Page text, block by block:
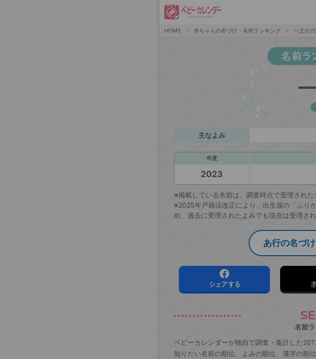
HOME 赤ちゃんの名づけ・名前ランキング 一之介
名前ラ
主なよみ
年度
2023
※掲載している名前は、調査時点で受理された
※2025年戸籍法改正により、出生届の「ふり
め、過去に受理されたよみでも現在は受理さ
あ行の名づ
シェアする
名前
ベビーカレンダーが独自で調査・集計した
知りたい名前の順位、よみの順位、漢字の順